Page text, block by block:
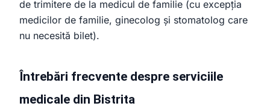
de trimitere de la medicul de familie (cu excepția
medicilor de familie, ginecolog și stomatolog care
nu necesită bilet).
Întrebări frecvente despre serviciile
medicale din Bistrita